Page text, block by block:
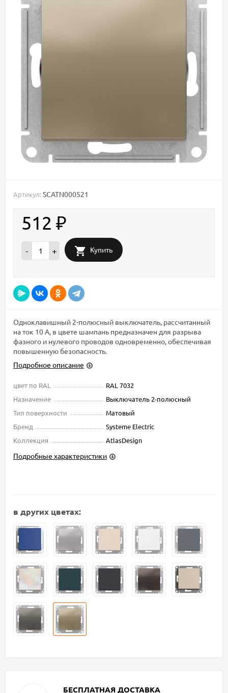
Артикул: SCATN000521
512 ₽
- + Купить
Одноклавишный 2-полюсный выключатель, рассчитанный
на ток 10 А, в цвете шампань предназначен для разрыва
фазного и нулевого проводов одновременно, обеспечивая
повышенную безопасность.
Подробное описание
цвет по RAL
RAL 7032
Назначение
Выключатель 2-полюсный
Тип поверхности
Матовый
Бренд
Systeme Electric
Коллекция
AtlasDesign
Подробные характеристики
в других цветах:
БЕСПЛАТНАЯ ДОСТАВКА